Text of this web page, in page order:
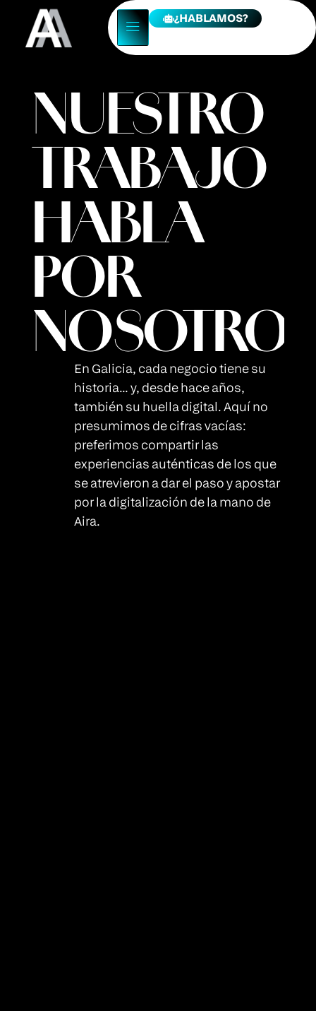
¿HABLAMOS?
NUESTRO
TRABAJO
HABLA
POR
En Galicia, cada negocio tiene su
historia… y, desde hace años,
también su huella digital. Aquí no
presumimos de cifras vacías:
preferimos compartir las
experiencias auténticas de los que
se atrevieron a dar el paso y apostar
por la digitalización de la mano de
Aira.